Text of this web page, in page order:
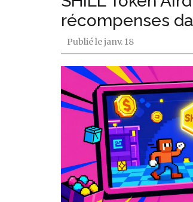
récompenses
Publié lejanv. 18